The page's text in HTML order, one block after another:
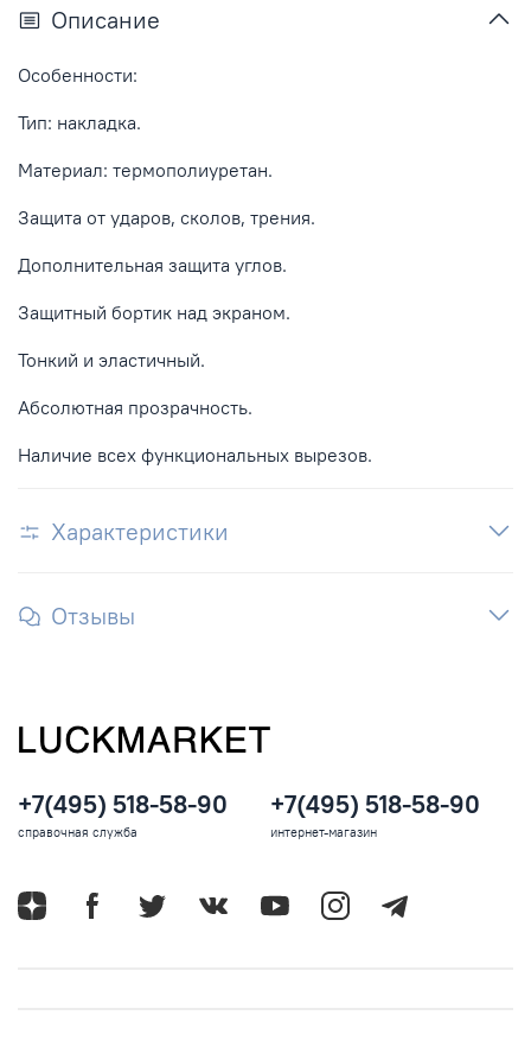
Описание
Особенности:
Тип: накладка.
Материал: термополиуретан.
Защита от ударов, сколов, трения.
Дополнительная защита углов.
Защитный бортик над экраном.
Тонкий и эластичный.
Абсолютная прозрачность.
Наличие всех функциональных вырезов.
Характеристики
Отзывы
+7(495) 518-58-90
справочная служба
+7(495) 518-58-90
интернет-магазин